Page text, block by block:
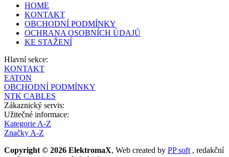
HOME
KONTAKT
OBCHODNÍ PODMÍNKY
OCHRANA OSOBNÍCH ÚDAJŮ
KE STAŽENÍ
Hlavní sekce:
KONTAKT
EATON
OBCHODNÍ PODMÍNKY
NTK CABLES
Zákaznický servis:
Užitečné informace:
Kategorie A-Z
Značky A-Z
Copyright © 2026 ElektromaX, Web created by PP soft , redakční